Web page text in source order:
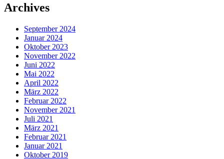
Archives
September 2024
Januar 2024
Oktober 2023
November 2022
Juni 2022
Mai 2022
April 2022
März 2022
Februar 2022
November 2021
Juli 2021
März 2021
Februar 2021
Januar 2021
Oktober 2019